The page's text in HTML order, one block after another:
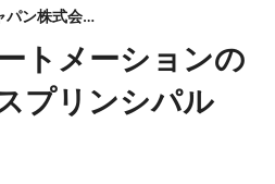
データブリックス・ジャパン株式会社
トメーションの
プリンシパル